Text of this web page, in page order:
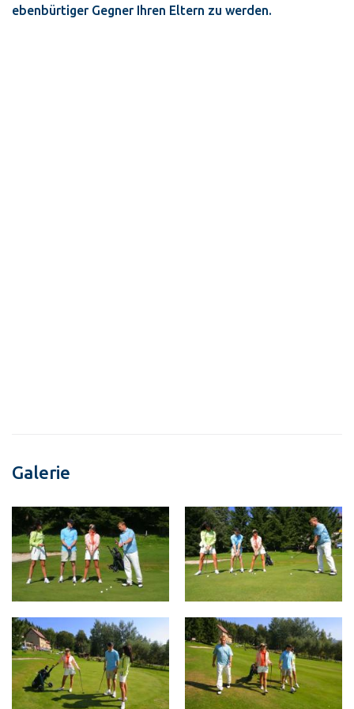
ebenbürtiger Gegner Ihren Eltern zu werden.
Galerie